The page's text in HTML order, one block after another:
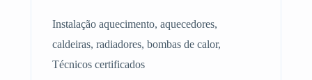
Instalação aquecimento, aquecedores,
caldeiras, radiadores, bombas de calor,
Técnicos certificados